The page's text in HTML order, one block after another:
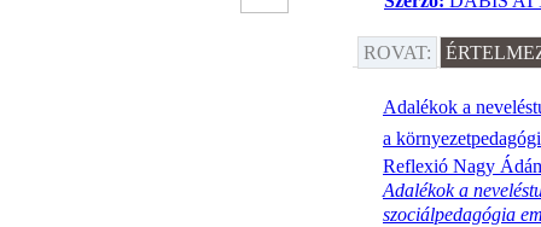
ROVAT:
Adalékok a
a
Reflexió Nagy
Adalékok a
szociálpedagógia